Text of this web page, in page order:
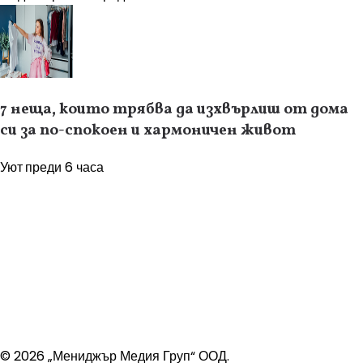
7 неща, които трябва да изхвърлиш от дома
си за по-спокоен и хармоничен живот
Уютпреди 6 часа
© 2026 „Мениджър Медия Груп“ ООД.